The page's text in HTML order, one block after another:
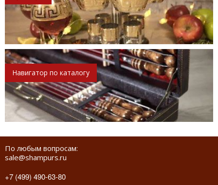
Навигатор по каталогу
По любым вопросам:
sale@shampurs.ru
+7 (499) 490-63-80